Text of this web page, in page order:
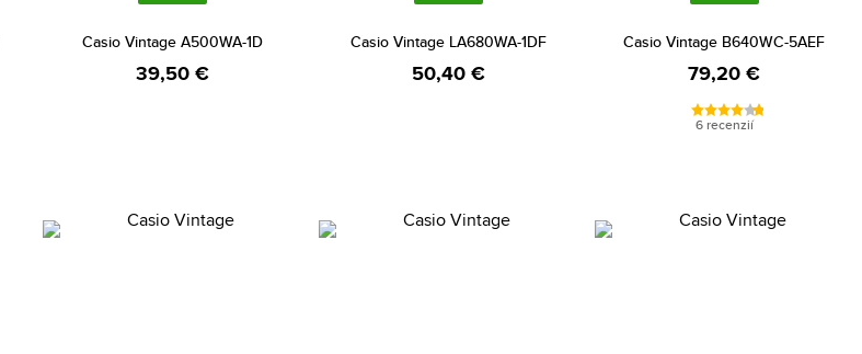
Casio Vintage A500WA-1D
39,50 €
Casio Vintage LA680WA-1DF
50,40 €
Casio Vintage B640WC-5AEF
79,20 €
6 recenzií